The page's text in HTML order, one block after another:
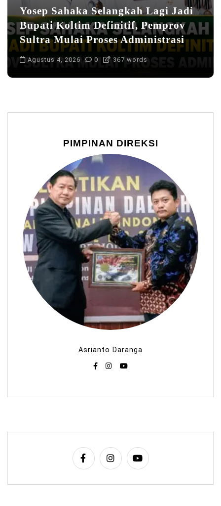
Yosep Sahaka Selangkah Lagi Jadi
Bupati Koltim Definitif, Pemprov
Sultra Mulai Proses Administrasi
Agustus 4, 2026 0 367 words
PIMPINAN DIREKSI
Asrianto Daranga